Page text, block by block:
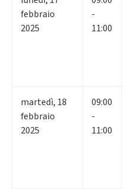
febbraio
2025
-
11:00
martedì, 18
febbraio
2025
09:00
-
11:00